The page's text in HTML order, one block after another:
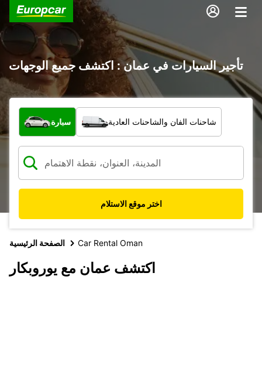
تأجير السيارات في عمان : اكتشف جميع الوجهات
ما نوع المركبة؟
سيارة شاحنات الفان والشاحنات العادية
اختر موقع الاستلام
الصفحة الرئيسية Car Rental Oman
اكتشف عمان مع يوروبكار